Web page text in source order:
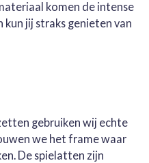
komen de intense
kun jij straks genieten van
gebruiken wij echte
we het frame waar
De spielatten zijn